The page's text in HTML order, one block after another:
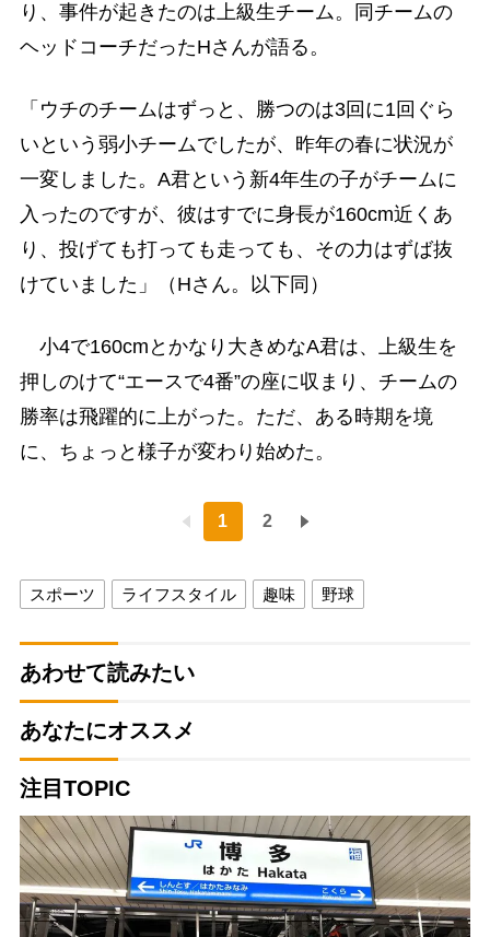
り、事件が起きたのは上級生チーム。同チームの
ヘッドコーチだったHさんが語る。
「ウチのチームはずっと、勝つのは3回に1回ぐら
いという弱小チームでしたが、昨年の春に状況が
一変しました。A君という新4年生の子がチームに
入ったのですが、彼はすでに身長が160cm近くあ
り、投げても打っても走っても、その力はずば抜
けていました」（Hさん。以下同）
小4で160cmとかなり大きめなA君は、上級生を
押しのけて“エースで4番”の座に収まり、チームの
勝率は飛躍的に上がった。ただ、ある時期を境
に、ちょっと様子が変わり始めた。
1 2
スポーツ ライフスタイル 趣味 野球
あわせて読みたい
あなたにオススメ
注目TOPIC